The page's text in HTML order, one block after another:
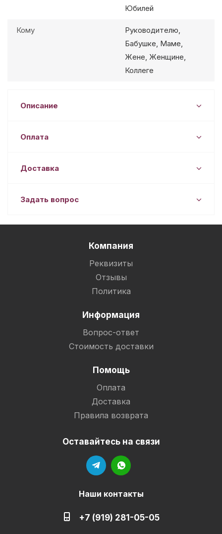
Юбилей
Кому
Руководителю,
Бабушке, Маме,
Жене, Женщине,
Коллеге
Описание
Оплата
Доставка
Задать вопрос
Компания
Реквизиты
Отзывы
Политика
Информация
Вопрос-ответ
Стоимость доставки
Помощь
Оплата
Доставка
Правила возврата
Оставайтесь на связи
Наши контакты
+7 (919) 281-05-05